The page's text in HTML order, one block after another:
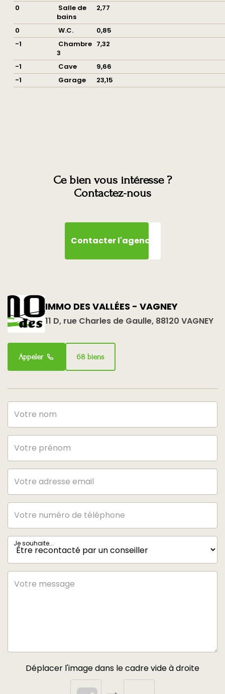
0
Salle de
bains
2,77
0 W.C.
0,85
-1
Chambre
3
7,32
-1 Cave
9,66
-1
Garage 23,15
Ce bien vous intéresse ?
Contactez-nous
Contacter l'agence
IMMO DES VALLÉES - VAGNEY
11 D, rue Charles de Gaulle, 88120 VAGNEY
Appeler 68 biens
Je souhaite...
Déplacer l'image dans le cadre vide à droite